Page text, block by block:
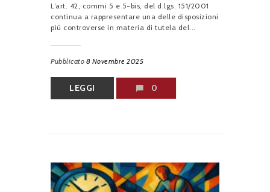
L’art. 42, commi 5 e 5-bis, del d.lgs. 151/2001
continua a rappresentare una delle disposizioni
più controverse in materia di tutela del...
Pubblicato 8 Novembre 2025
LEGGI 0